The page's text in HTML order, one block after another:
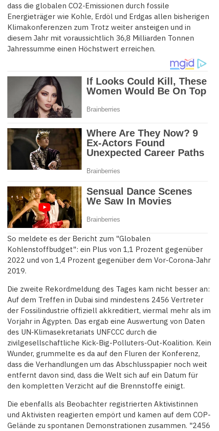
dass die globalen CO2‑Emissionen durch fossile
Energieträger wie Kohle, Erdöl und Erdgas allen bisherigen
Klimakonferenzen zum Trotz weiter ansteigen und in
diesem Jahr mit voraussichtlich 36,8 Milliarden Tonnen
Jahressumme einen Höchstwert erreichen.
So meldete es der Bericht zum "Globalen
Kohlenstoffbudget": ein Plus von 1,1 Prozent gegenüber
2022 und von 1,4 Prozent gegenüber dem Vor-Corona-Jahr
2019.
Die zweite Rekordmeldung des Tages kam nicht besser an:
Auf dem Treffen in Dubai sind mindestens 2456 Vertreter
der Fossilindustrie offiziell akkreditiert, viermal mehr als im
Vorjahr in Ägypten. Das ergab eine Auswertung von Daten
des UN‑Klimasekretariats UNFCCC durch die
zivilgesellschaftliche Kick-Big-Polluters-Out-Koalition. Kein
Wunder, grummelte es da auf den Fluren der Konferenz,
dass die Verhandlungen um das Abschlusspapier noch weit
entfernt davon sind, dass die Welt sich auf ein Datum für
den kompletten Verzicht auf die Brennstoffe einigt.
Die ebenfalls als Beobachter registrierten Aktivistinnen
und Aktivisten reagierten empört und kamen auf dem COP-
Gelände zu spontanen Demonstrationen zusammen. "2456